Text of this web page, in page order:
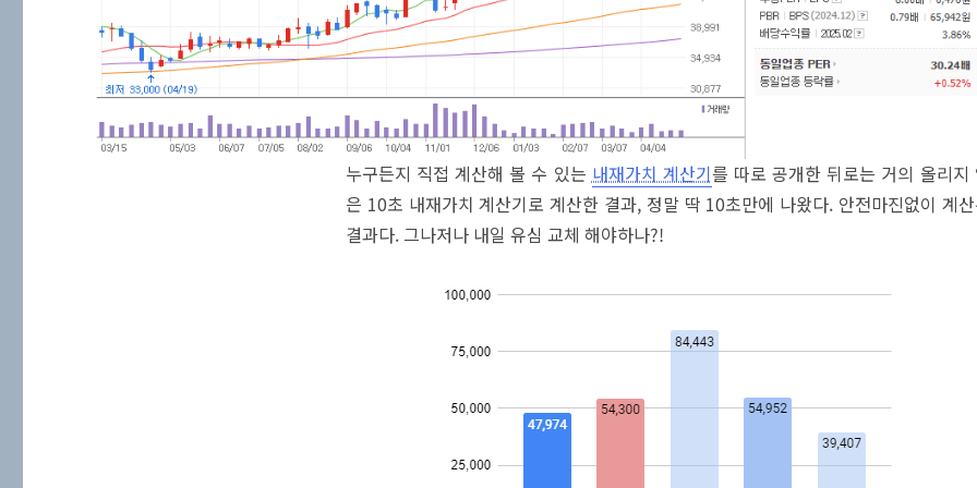
누구든지 직접 계산해 볼 수 있는 내재가치 계산기를 따로 공개한 뒤로는 거의 올리지
은 10초 내재가치 계산기로 계산한 결과, 정말 딱 10초만에 나왔다. 안전마진없이 계
결과다. 그나저나 내일 유심 교체 해야하나?!